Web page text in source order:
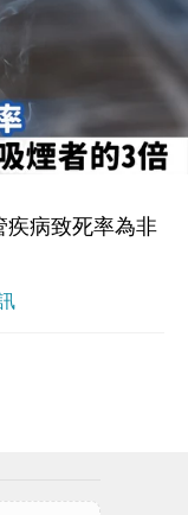
疾病致死率為非